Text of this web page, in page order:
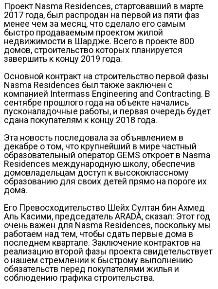
Проект Nasma Residences, стартовавший в марте
2017 года, был распродан на первой из пяти фаз
менее чем за месяц, что сделало его самым
быстро продаваемым проектом жилой
недвижимости в Шардже. Всего в проекте 800
домов, строительство которых планируется
завершить к концу 2019 года.
Основной контракт на строительство первой фазы
Nasma Residences был также заключен с
компанией Intermass Engineering and Contracting. В
сентябре прошлого года на объекте начались
пусконаладочные работы, и первая очередь будет
сдана покупателям к концу 2018 года.
Эта новость последовала за объявлением в
декабре о том, что крупнейший в мире частный
образовательный оператор GEMS откроет в Nasma
Residences международную школу, обеспечив
домовладельцам доступ к высококлассному
образованию для своих детей прямо на пороге их
дома.
Его Превосходительство Шейх Султан бин Ахмед
Аль Касими, председатель ARADA, сказал: Этот год
очень важен для Nasma Residences, поскольку мы
работаем над тем, чтобы сдать первые дома в
последнем квартале. Заключение контрактов на
реализацию второй фазы проекта свидетельствует
о нашем стремлении к быстрому выполнению
обязательств перед покупателями жилья и
соблюдению графика строительства.